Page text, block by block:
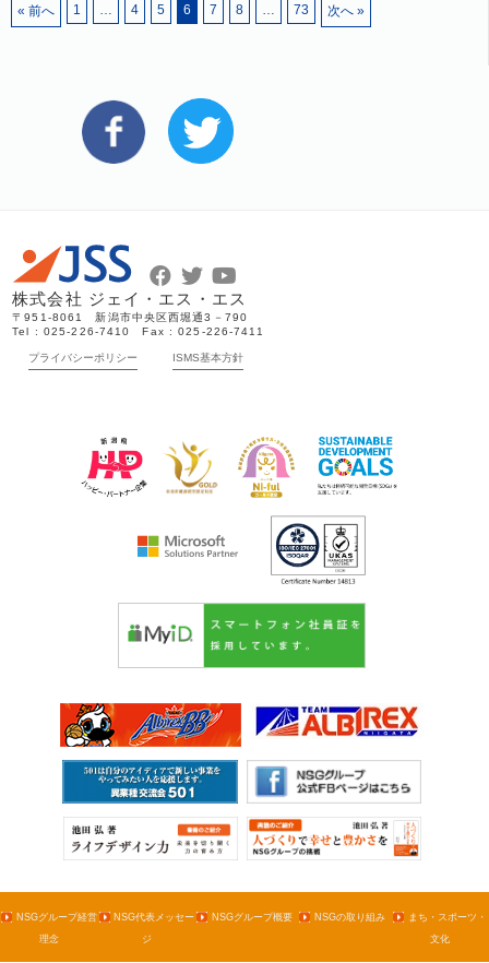
« 前へ 1 4 5 6 7 8 73 次へ »
株式会社 ジェイ・エス・エス
〒951-8061 新潟市中央区西堀通3－790
Tel : 025-226-7410 Fax : 025-226-7411
プライバシーポリシー ISMS基本方針
NSGグループ経営
理念
NSG代表メッセー
ジ
NSGグループ概要 NSGの取り組み
まち・スポーツ・
文化